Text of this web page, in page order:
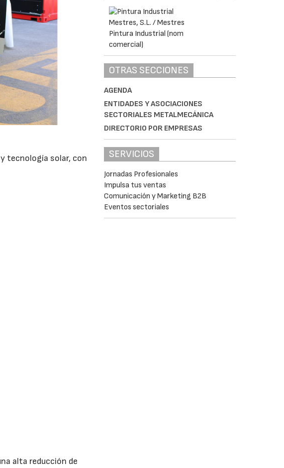
tecnología solar, con
alta reducción de
OTRAS SECCIONES
AGENDA
ENTIDADES Y ASOCIACIONES
SECTORIALES METALMECÁNICA
DIRECTORIO POR EMPRESAS
SERVICIOS
Jornadas Profesionales
Impulsa tus ventas
Comunicación y Marketing B2B
Eventos sectoriales